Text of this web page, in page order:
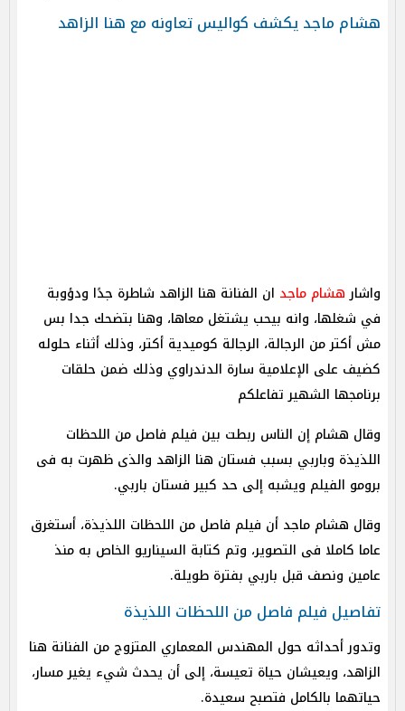
هشام ماجد يكشف كواليس تعاونه مع هنا الزاهد
واشارهشام ماجد ان الفنانة هنا الزاهد شاطرة جدًا ودؤوبة
في شغلها، وانه بيحب يشتغل معاها، وهنا بتضحك جدا بس
مش أكتر من الرجالة، الرجالة كوميدية أكتر، وذلك أثناء حلوله
كضيف على الإعلامية سارة الدندراوي وذلك ضمن حلقات
برنامجها الشهير تفاعلكم
وقال هشام إن الناس ربطت بين فيلم فاصل من اللحظات
اللذيذة وباربي بسبب فستان هنا الزاهد والذى ظهرت به فى
برومو الفيلم ويشبه إلى حد كبير فستان باربي.
وقال هشام ماجد أن فيلم فاصل من اللحظات اللذيذة، أستغرق
عاما كاملا فى التصوير، وتم كتابة السيناريو الخاص به منذ
عامين ونصف قبل باربي بفترة طويلة.
تفاصيل فيلم فاصل من اللحظات اللذيذة
وتدور أحداثه حول المهندس المعماري المتزوج من الفنانة هنا
الزاهد، ويعيشان حياة تعيسة، إلى أن يحدث شيء يغير مسار،
حياتهما بالكامل فتصبح سعيدة.